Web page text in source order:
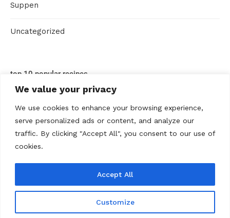
We value your privacy
We use cookies to enhance your browsing experience,
serve personalized ads or content, and analyze our
traffic. By clicking "Accept All", you consent to our use of
cookies.
Customize
Accept All
Suppen
Uncategorized
top 10 popular recipes
Kontakt
Privacy policy Terms Of Use Über uns
@2020 - All Right Reserved. Rezepte Home